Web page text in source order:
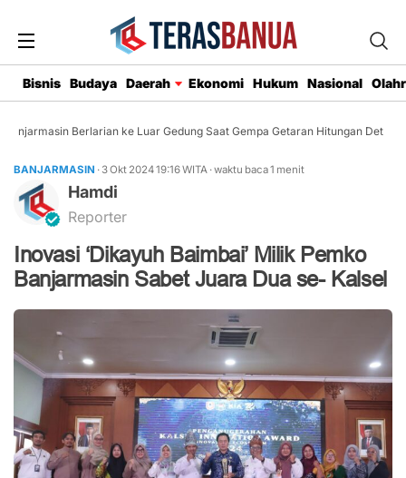
Bisnis Budaya Daerah Ekonomi Hukum Nasional
Berlarian ke Luar Gedung Saat Gempa Getaran Hitungan Detik
BANJARMASIN · 3 Okt 202419:16WITA ·waktu baca 1 menit
Hamdi
Reporter
Inovasi ‘Dikayuh Baimbai’ Milik Pemko
Banjarmasin Sabet Juara Dua se- Kalsel